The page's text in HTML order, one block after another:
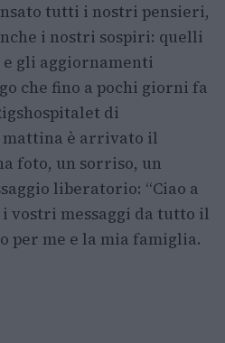
tutti i nostri pensieri,
i nostri sospiri: quelli
gli aggiornamenti
che fino a pochi giorni fa
di
mattina è arrivato il
foto, un sorriso, un
liberatorio: “Ciao a
vostri messaggi da tutto il
per me e la mia famiglia.